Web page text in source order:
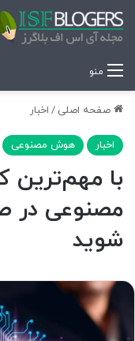
منو
صفحه اصلی / اخبار
اخبار هوش مصنوعی
با مهم‌ترین
مصنوعی در
شوید